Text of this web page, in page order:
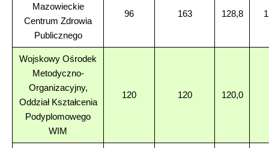
Mazowieckie
Centrum Zdrowia
Publicznego
96 163 128,8
Wojskowy Ośrodek
Metodyczno-
Organizacyjny,
Oddział Kształcenia
Podyplomowego
WIM
120 120 120,0